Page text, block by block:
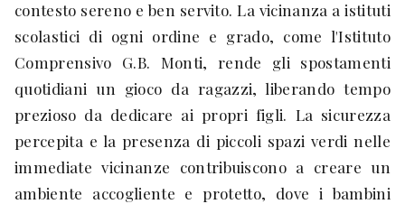
contesto sereno e ben servito. La vicinanza a istituti
scolastici di ogni ordine e grado, come l'Istituto
Comprensivo G.B. Monti, rende gli spostamenti
quotidiani un gioco da ragazzi, liberando tempo
prezioso da dedicare ai propri figli. La sicurezza
percepita e la presenza di piccoli spazi verdi nelle
immediate vicinanze contribuiscono a creare un
ambiente accogliente e protetto, dove i bambini